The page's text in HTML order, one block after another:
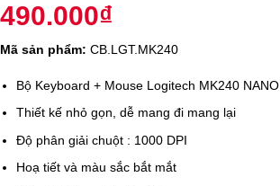
490.000₫
Mã sản phẩm: CB.LGT.MK240
Bộ Keyboard + Mouse Logitech MK240 NANO
Thiết kế nhỏ gọn, dễ mang đi mang lại
Độ phân giải chuột : 1000 DPI
Hoạ tiết và màu sắc bắt mắt